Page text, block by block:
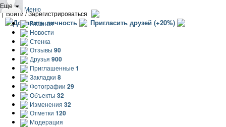
Еще
| Войти / Зарегистрироваться
Добавить личность Пригласить друзей (+20%)
Меню
Главная
Новости
Стенка
Отзывы 90
Друзья 900
Приглашенные 1
Закладки 8
Фотографии 29
Объекты 32
Изменения 32
Отметки 120
Модерация